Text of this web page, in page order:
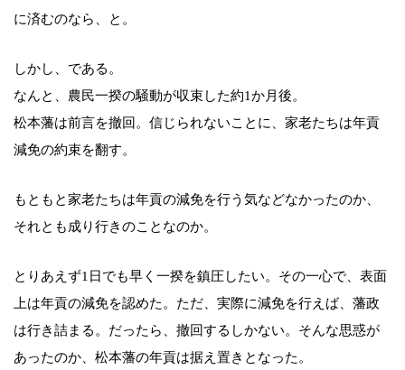
に済むのなら、と。
しかし、である。
なんと、農民一揆の騒動が収束した約1か月後。
松本藩は前言を撤回。信じられないことに、家老たちは年貢
減免の約束を翻す。
もともと家老たちは年貢の減免を行う気などなかったのか、
それとも成り行きのことなのか。
とりあえず1日でも早く一揆を鎮圧したい。その一心で、表面
上は年貢の減免を認めた。ただ、実際に減免を行えば、藩政
は行き詰まる。だったら、撤回するしかない。そんな思惑が
あったのか、松本藩の年貢は据え置きとなった。